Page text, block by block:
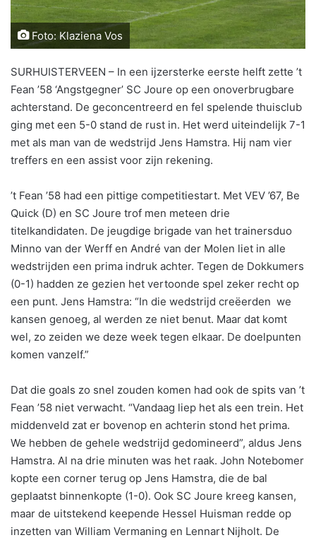
Foto: Klaziena Vos
SURHUISTERVEEN – In een ijzersterke eerste helft zette ’t
Fean ’58 ‘Angstgegner’ SC Joure op een onoverbrugbare
achterstand. De geconcentreerd en fel spelende thuisclub
ging met een 5-0 stand de rust in. Het werd uiteindelijk 7-1
met als man van de wedstrijd Jens Hamstra. Hij nam vier
treffers en een assist voor zijn rekening.
’t Fean ’58 had een pittige competitiestart. Met VEV ’67, Be
Quick (D) en SC Joure trof men meteen drie
titelkandidaten. De jeugdige brigade van het trainersduo
Minno van der Werff en André van der Molen liet in alle
wedstrijden een prima indruk achter. Tegen de Dokkumers
(0-1) hadden ze gezien het vertoonde spel zeker recht op
een punt. Jens Hamstra: “In die wedstrijd creëerden we
kansen genoeg, al werden ze niet benut. Maar dat komt
wel, zo zeiden we deze week tegen elkaar. De doelpunten
komen vanzelf.”
Dat die goals zo snel zouden komen had ook de spits van ’t
Fean ’58 niet verwacht. “Vandaag liep het als een trein. Het
middenveld zat er bovenop en achterin stond het prima.
We hebben de gehele wedstrijd gedomineerd”, aldus Jens
Hamstra. Al na drie minuten was het raak. John Notebomer
kopte een corner terug op Jens Hamstra, die de bal
geplaatst binnenkopte (1-0). Ook SC Joure kreeg kansen,
maar de uitstekend keepende Hessel Huisman redde op
inzetten van William Vermaning en Lennart Nijholt. De